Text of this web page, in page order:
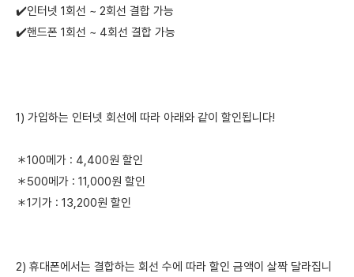
✔️인터넷 1회선 ~ 2회선 결합 가능
✔️핸드폰 1회선 ~ 4회선 결합 가능
1) 가입하는 인터넷 회선에 따라 아래와 같이 할인됩니다!
＊100메가 : 4,400원 할인
＊500메가 : 11,000원 할인
＊1기가 : 13,200원 할인
2) 휴대폰에서는 결합하는 회선 수에 따라 할인 금액이 살짝 달라집니